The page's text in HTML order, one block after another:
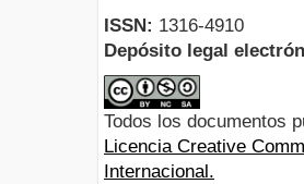
ISSN: 1316-4910
Depósito legal
Todos los documentos
Licencia Creative
Internacional.